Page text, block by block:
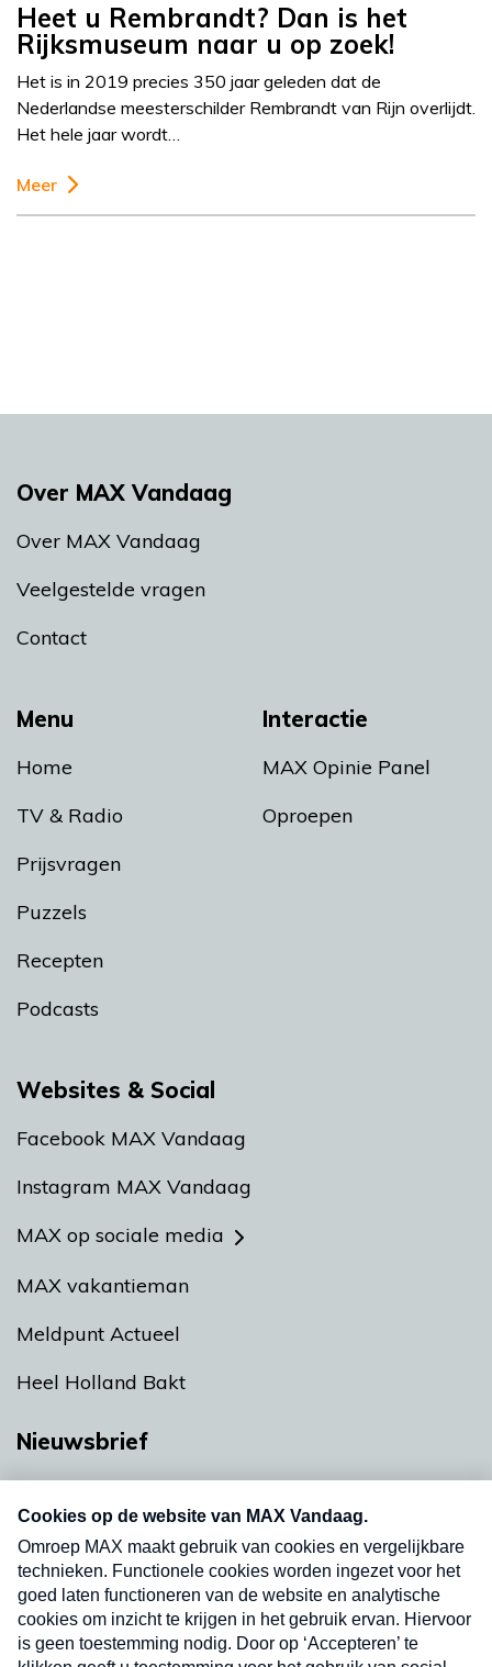
Heet u Rembrandt? Dan is het
Rijksmuseum naar u op zoek!
Het is in 2019 precies 350 jaar geleden dat de
Nederlandse meesterschilder Rembrandt van Rijn overlijdt.
Het hele jaar wordt…
Meer
Menu
Home
TV & Radio
Prijsvragen
Puzzels
Recepten
Podcasts
Interactie
MAX Opinie Panel
Oproepen
Over MAX Vandaag
Over MAX Vandaag
Veelgestelde vragen
Contact
Websites & Social
Facebook MAX Vandaag
Instagram MAX Vandaag
MAX op sociale media
MAX vakantieman
Meldpunt Actueel
Heel Holland Bakt
Nieuwsbrief
nieuwsbrief. Elke vrijdag- en dinsdagochtend in
uw mailbox.
Verzend